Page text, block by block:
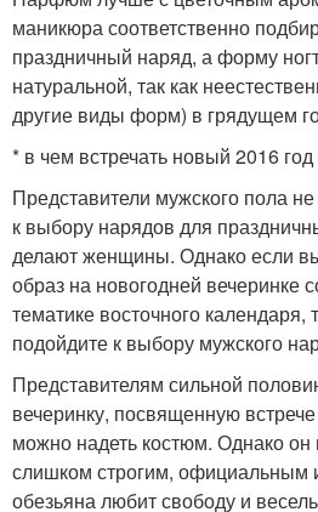
маникюра соответственно
праздничный наряд, а форму
натуральной, так как
другие виды форм) в грядущем
* в чем встречать новый 2016
Представители мужского пола
к выбору нарядов для
делают женщины. Однако если
образ на новогодней вечеринке
тематике восточного календаря,
подойдите к выбору мужского
Представителям сильной
вечеринку, посвященную
можно надеть костюм. Однако
слишком строгим, официальным
обезьяна любит свободу и